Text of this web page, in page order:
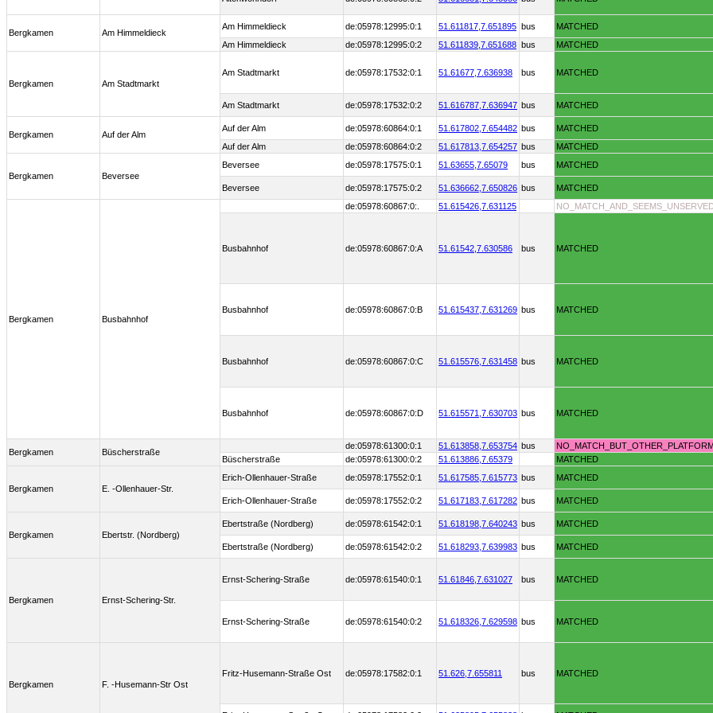
Bergkamen Am Himmeldieck
Am Himmeldieck de:05978:12995:0:1 51.611817, 7.651895 bus MATCHED
Am Himmeldieck
de:05978:12995:0:2 51.611839, 7.651688 bus MATCHED
Bergkamen Am Stadtmarkt
Am Stadtmarkt de:05978:17532:0:1 51.61677, 7.636938 bus MATCHED
Am Stadtmarkt de:05978:17532:0:2 51.616787, 7.636947 bus MATCHED
Bergkamen Auf der Alm
Auf der Alm de:05978:60864:0:1 51.617802, 7.654482 bus MATCHED
Auf der Alm
de:05978:60864:0:2 51.617813, 7.654257 bus MATCHED
Bergkamen Beversee
Beversee de:05978:17575:0:1 51.63655, 7.65079 bus MATCHED
Beversee de:05978:17575:0:2 51.636662, 7.650826 bus MATCHED
Bergkamen Busbahnhof
de:05978:60867:0:. 51.615426, 7.631125
Busbahnhof de:05978:60867:0:A 51.61542, 7.630586 bus MATCHED
Busbahnhof de:05978:60867:0:B 51.615437, 7.631269 bus MATCHED
Busbahnhof de:05978:60867:0:C 51.615576, 7.631458 bus MATCHED
Busbahnhof de:05978:60867:0:D 51.615571, 7.630703 bus MATCHED
Bergkamen Büscherstraße
de:05978:61300:0:1 51.613858, 7.653754 bus
Büscherstraße
de:05978:61300:0:2 51.613886, 7.65379 MATCHED
Bergkamen E. -Ollenhauer-Str.
Erich-Ollenhauer-Straße de:05978:17552:0:1 51.617585, 7.615773 bus MATCHED
Erich-Ollenhauer-Straße de:05978:17552:0:2 51.617183, 7.617282 bus MATCHED
Bergkamen Ebertstr. (Nordberg)
Ebertstraße (Nordberg) de:05978:61542:0:1 51.618198, 7.640243 bus MATCHED
Ebertstraße (Nordberg) de:05978:61542:0:2 51.618293, 7.639983 bus MATCHED
Bergkamen Ernst-Schering-Str.
Ernst-Schering-Straße de:05978:61540:0:1 51.61846, 7.631027 bus MATCHED
Ernst-Schering-Straße de:05978:61540:0:2 51.618326, 7.629598 bus MATCHED
Bergkamen F. -Husemann-Str Ost
Fritz-Husemann-Straße Ost de:05978:17582:0:1 51.626, 7.655811 bus MATCHED